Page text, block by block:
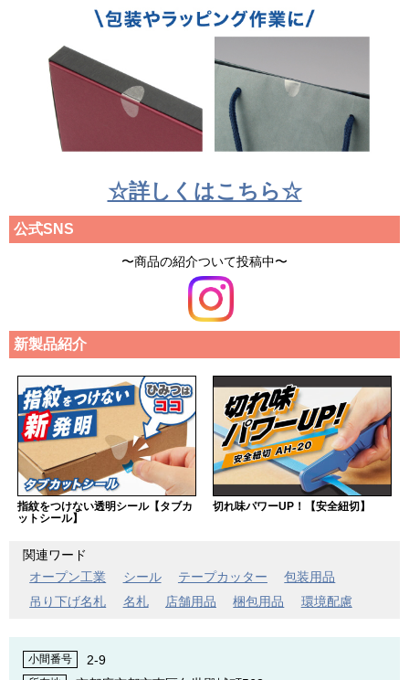
☆詳しくはこちら☆
公式SNS
〜商品の紹介ついて投稿中〜
新製品紹介
指紋をつけない透明シール【タブカ
ットシール】
切れ味パワーUP！【安全紐切】
関連ワード
オープン工業
シール テープカッター
包装用品
吊り下げ名札
名札 店舗用品 梱包用品 環境配慮
小間番号 2-9